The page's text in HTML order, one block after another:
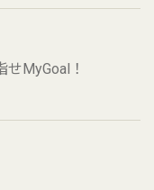
MyGoal！